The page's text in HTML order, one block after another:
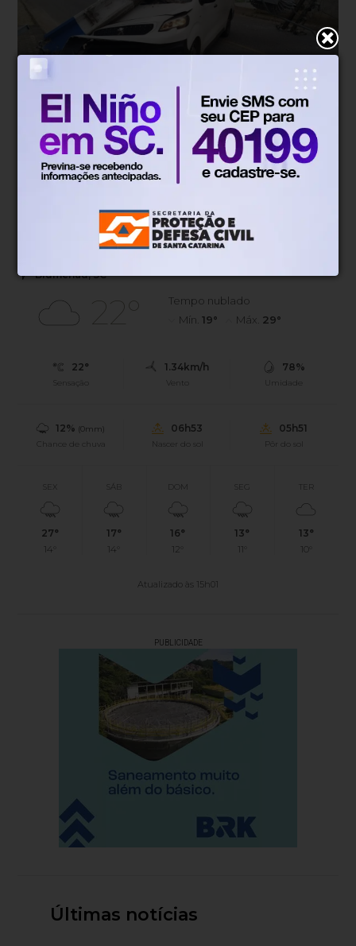
Trânsito Há 1 dia
Motorista perde controle e bate
utilitário contra poste no Vale do
Itajaí
encaminhamento ao hospital; Celesc atuou para
restabelecer a rede elétrica.
Blumenau, SC
22°
Tempo nublado
Mín. 19° Máx. 29°
22°
Sensação
1.34km/h
Vento
78%
Umidade
12% (0mm)
Chance de chuva
06h53
Nascer do sol
05h51
Pôr do sol
SEX
27°
14°
SÁB
17°
14°
DOM
16°
12°
SEG
13°
11°
TER
13°
10°
Atualizado às 15h01
PUBLICIDADE
Últimas notícias